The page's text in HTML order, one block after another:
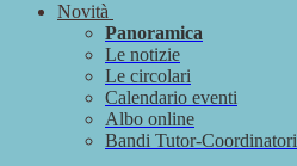
Novità
Panoramica
Le notizie
Le circolari
Calendario eventi
Albo online
Bandi Tutor-Coordinatori